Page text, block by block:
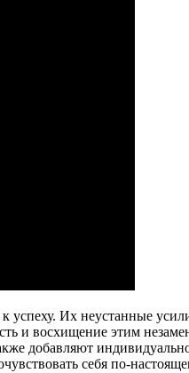
Их неустанные
и восхищение этим
добавляют
себя по-